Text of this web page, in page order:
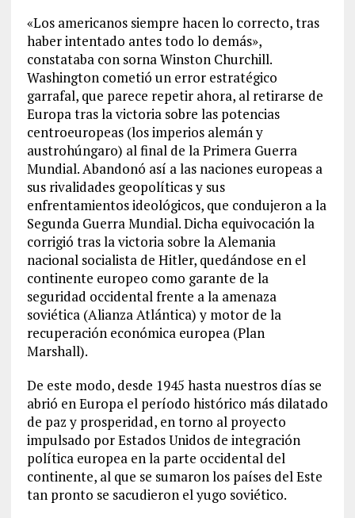
«Los americanos siempre hacen lo correcto, tras
haber intentado antes todo lo demás»,
constataba con sorna Winston Churchill.
Washington cometió un error estratégico
garrafal, que parece repetir ahora, al retirarse de
Europa tras la victoria sobre las potencias
centroeuropeas (los imperios alemán y
austrohúngaro) al final de la Primera Guerra
Mundial. Abandonó así a las naciones europeas a
sus rivalidades geopolíticas y sus
enfrentamientos ideológicos, que condujeron a la
Segunda Guerra Mundial. Dicha equivocación la
corrigió tras la victoria sobre la Alemania
nacional socialista de Hitler, quedándose en el
continente europeo como garante de la
seguridad occidental frente a la amenaza
soviética (Alianza Atlántica) y motor de la
recuperación económica europea (Plan
Marshall).
De este modo, desde 1945 hasta nuestros días se
abrió en Europa el período histórico más dilatado
de paz y prosperidad, en torno al proyecto
impulsado por Estados Unidos de integración
política europea en la parte occidental del
continente, al que se sumaron los países del Este
tan pronto se sacudieron el yugo soviético.